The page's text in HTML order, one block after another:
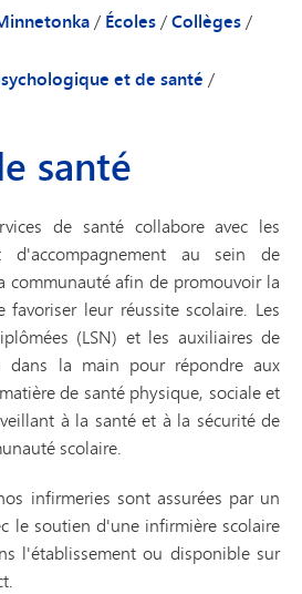
/ Écoles/Collèges/
et de santé /
santé
de santé collabore avec les
d'accompagnement au sein de
communauté afin de promouvoir la
favoriser leur réussite scolaire. Les
(LSN) et les auxiliaires de
dans la main pour répondre aux
de santé physique, sociale et
à la santé et à la sécurité de
scolaire.
infirmeries sont assurées par un
le soutien d'une infirmière scolaire
l'établissement ou disponible sur